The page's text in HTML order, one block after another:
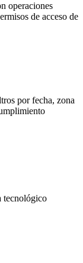
operaciones
de acceso de
por fecha, zona
tecnológico